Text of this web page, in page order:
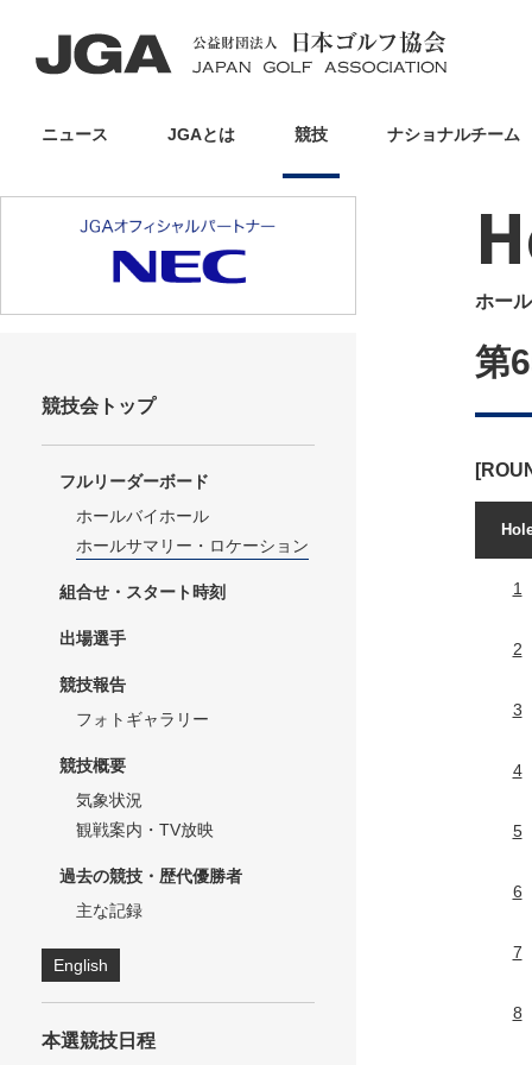
ニュース JGAとは 競技 ナショナルチーム
ホー
第
1
2
3
4
5
6
7
8
競技会トップ
フルリーダーボード
ホールバイホール
ホールサマリー・ロケーション
組合せ・スタート時刻
出場選手
競技報告
フォトギャラリー
競技概要
気象状況
観戦案内・TV放映
過去の競技・歴代優勝者
主な記録
English
本選競技日程